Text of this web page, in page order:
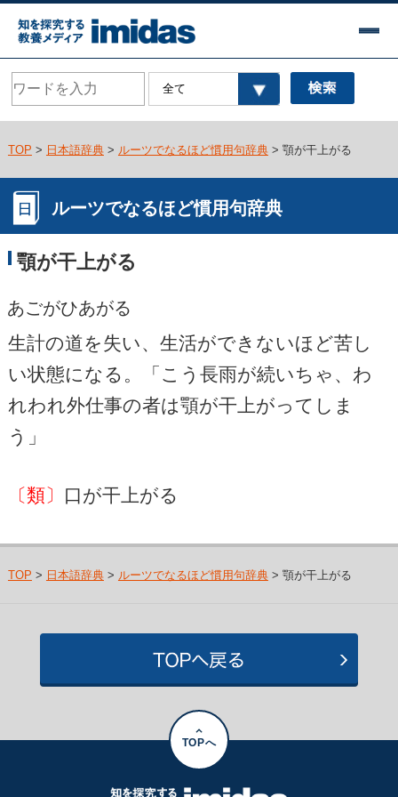
TOP > 日本語辞典> ルーツでなるほど慣用句辞典> 顎が干上がる
ルーツでなるほど慣用句辞典
顎が干上がる
あごがひあがる
生計の道を失い、生活ができないほど苦し
い状態になる。「こう長雨が続いちゃ、わ
れわれ外仕事の者は顎が干上がってしま
う」
〔類〕 口が干上がる
TOP > 日本語辞典> ルーツでなるほど慣用句辞典> 顎が干上がる
TOPへ